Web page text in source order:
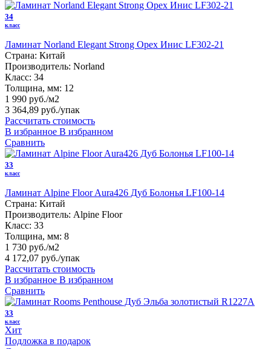
34
класс
Ламинат Norland Elegant Strong Орех Инис LF302-21
Страна: Китай
Производитель: Norland
Класс: 34
Толщина, мм: 12
1 990 руб./м2
3 364,89 руб./упак
Рассчитать стоимость
В избранное В избранном
Сравнить
33
класс
Ламинат Alpine Floor Aura426 Дуб Болонья LF100-14
Страна: Китай
Производитель: Alpine Floor
Класс: 33
Толщина, мм: 8
1 730 руб./м2
4 172,07 руб./упак
Рассчитать стоимость
В избранное В избранном
Сравнить
33
класс
Хит
Подложка в подарок